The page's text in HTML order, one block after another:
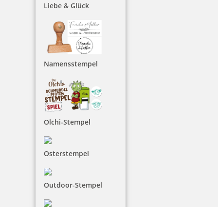
Liebe & Glück
Namensstempel
Olchi-Stempel
Osterstempel
Outdoor-Stempel
27,52 €
Jetzt gestalten
32,49 €